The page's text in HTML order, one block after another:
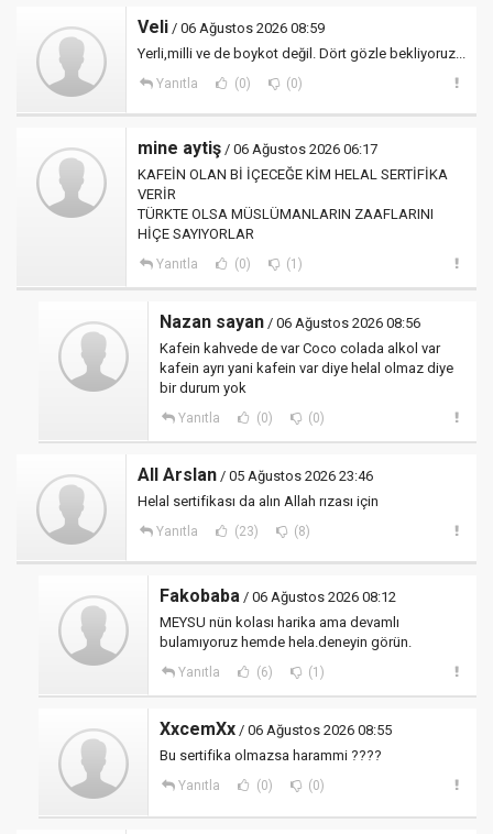
Veli / 06 Ağustos 2026 08:59
Yerli,milli ve de boykot değil. Dört gözle bekliyoruz...
Yanıtla (0) (0)
mine aytiş / 06 Ağustos 2026 06:17
KAFEİN OLAN Bİ İÇECEĞE KİM HELAL SERTİFİKA
VERİR
TÜRKTE OLSA MÜSLÜMANLARIN ZAAFLARINI
HİÇE SAYIYORLAR
Yanıtla (0) (1)
Nazan sayan / 06 Ağustos 2026 08:56
Kafein kahvede de var Coco colada alkol var
kafein ayrı yani kafein var diye helal olmaz diye
bir durum yok
Yanıtla (0) (0)
All Arslan / 05 Ağustos 2026 23:46
Helal sertifikası da alın Allah rızası için
Yanıtla (23) (8)
Fakobaba / 06 Ağustos 2026 08:12
MEYSU nün kolası harika ama devamlı
bulamıyoruz hemde hela.deneyin görün.
Yanıtla (6) (1)
XxcemXx / 06 Ağustos 2026 08:55
Bu sertifika olmazsa harammi ????
Yanıtla (0) (0)